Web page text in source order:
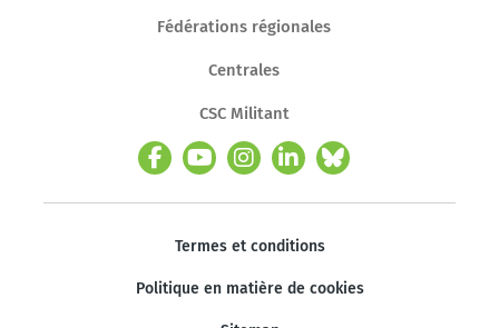
Fédérations régionales
Centrales
CSC Militant
Termes et conditions
Politique en matière de cookies